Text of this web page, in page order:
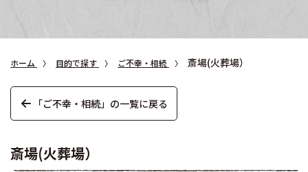
ホーム 目的で探す ご不幸・相続 斎場(火葬場）
「ご不幸・相続」の一覧に戻る
斎場(火葬場）